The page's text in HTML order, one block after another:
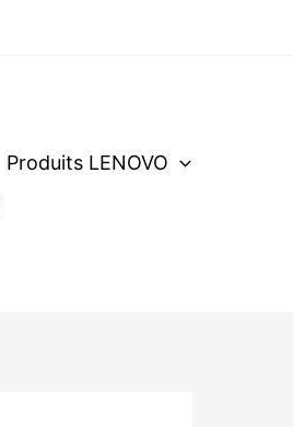
Produits LENOVO